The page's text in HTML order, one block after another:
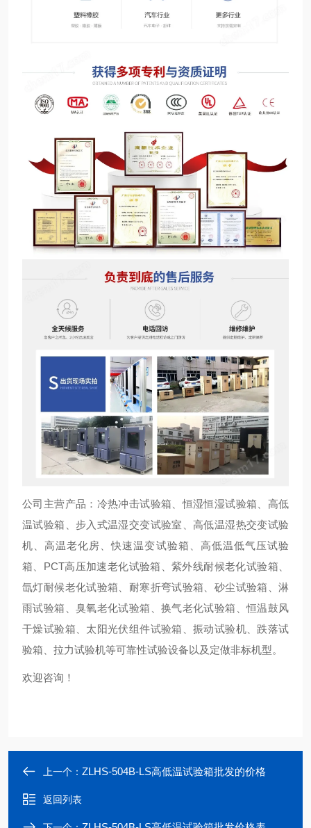
公司主营产品：冷热冲击试验箱、恒湿恒湿试验箱、高低
温试验箱、步入式温湿交变试验室、高低温湿热交变试验
机、高温老化房、快速温变试验箱、高低温低气压试验
箱、PCT高压加速老化试验箱、紫外线耐候老化试验箱、
氙灯耐候老化试验箱、耐寒折弯试验箱、砂尘试验箱、淋
雨试验箱、臭氧老化试验箱、换气老化试验箱、恒温鼓风
干燥试验箱、太阳光伏组件试验箱、振动试验机、跌落试
验箱、拉力试验机等可靠性试验设备以及定做非标机型。
欢迎咨询！
上一个： ZLHS-504B-LS高低温试验箱批发的价格
返回列表